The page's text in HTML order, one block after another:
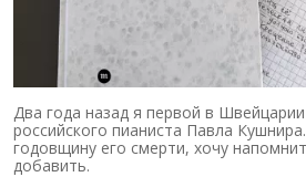
Два года назад я первой в
российского пианиста Павла
годовщину его смерти, хочу
добавить.